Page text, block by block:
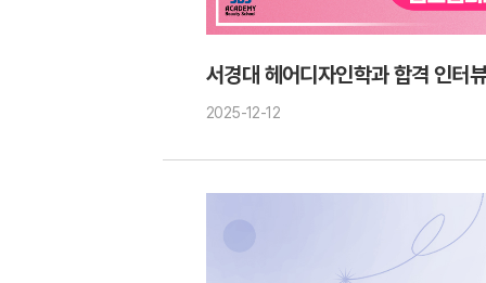
서경대 헤어디자인학과 합격 인터
2025-12-12